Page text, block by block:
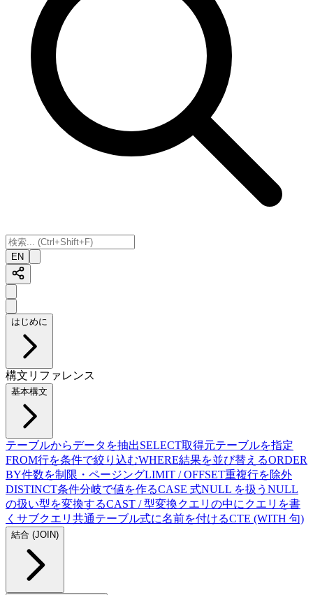
EN
はじめに
構文リファレンス
基本構文
テーブルからデータを抽出SELECT取得元テーブルを指定
FROM行を条件で絞り込むWHERE結果を並び替えるORDER
BY件数を制限・ページングLIMIT / OFFSET重複行を除外
DISTINCT条件分岐で値を作るCASE 式NULL を扱う NULL
の扱い型を変換するCAST / 型変換クエリの中にクエリを書
く サブクエリ 共通テーブル式に名前を付けるCTE (WITH 句)
結合 (JOIN)